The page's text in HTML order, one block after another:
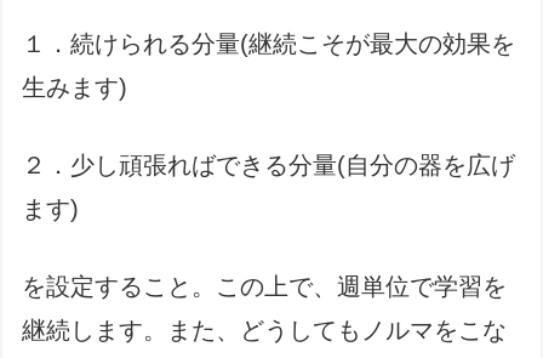
１．続けられる分量(継続こそが最大の効果を
生みます)
２．少し頑張ればできる分量(自分の器を広げ
ます)
を設定すること。この上で、週単位で学習を
継続します。また、どうしてもノルマをこな